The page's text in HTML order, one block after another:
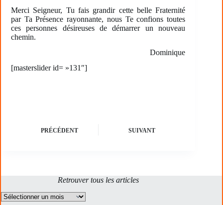
Merci Seigneur, Tu fais grandir cette belle Fraternité
par Ta Présence rayonnante, nous Te confions toutes
ces personnes désireuses de démarrer un nouveau
chemin.
Dominique
[masterslider id= »131″]
PRÉCÉDENT SUIVANT
Retrouver tous les articles
Archives